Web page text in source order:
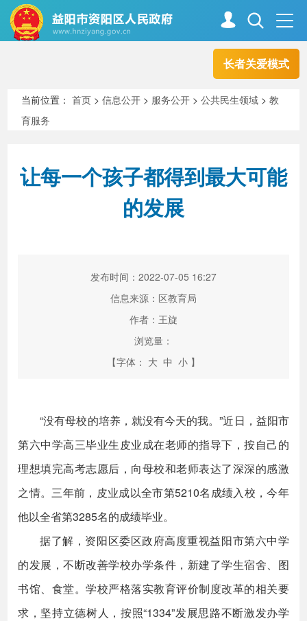
长者关爱模式
走进资阳
新闻中心 解读回应
高效办成一件事
当前位置：首页 >信息公开 > 服务公开 >公共民生领域 >教
育服务
让每一个孩子都得到最大可能
的发展
发布时间：2022-07-05 16:27
信息来源：区教育局
作者：王旋
浏览量：
【字体： 大 中 小 】
“没有母校的培养，就没有今天的我。”近日，益阳市
第六中学高三毕业生皮业成在老师的指导下，按自己的
理想填完高考志愿后，向母校和老师表达了深深的感激
之情。三年前，皮业成以全市第5210名成绩入校，今年
他以全省第3285名的成绩毕业。
据了解，资阳区委区政府高度重视益阳市第六中学
的发展，不断改善学校办学条件，新建了学生宿舍、图
书馆、食堂。学校严格落实教育评价制度改革的相关要
求，坚持立德树人，按照“1334”发展思路不断激发办学